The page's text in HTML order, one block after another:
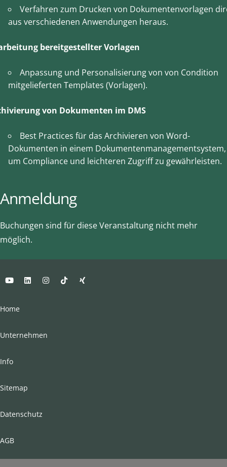
Verfahren zum Drucken von Dokumentenvorlagen
aus verschiedenen Anwendungen heraus.
bereitgestellter Vorlagen
Anpassung und Personalisierung von von Condition
mitgelieferten Templates (Vorlagen).
von Dokumenten im DMS
Best Practices für das Archivieren von Word-
Dokumenten in einem Dokumentenmanagementsystem,
um Compliance und leichteren Zugriff zu gewährleisten.
Anmeldung
Buchungen sind für diese Veranstaltung nicht mehr
möglich.
Home
Unternehmen
Info
Sitemap
Datenschutz
AGB